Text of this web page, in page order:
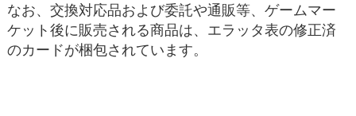
なお、交換対応品および委託や通販等、ゲームマー
ケット後に販売される商品は、エラッタ表の修正済
のカードが梱包されています。